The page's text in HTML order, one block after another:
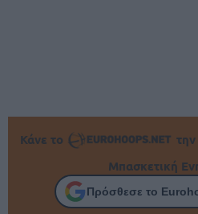
Κάνε το
Μπασκετική
Πρόσθεσε το